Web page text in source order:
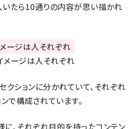
いたら10通りの内容が思い描かれ
ションに分かれていて、それぞれ
で構成されています。
、それぞれ目的を持ったコンテン